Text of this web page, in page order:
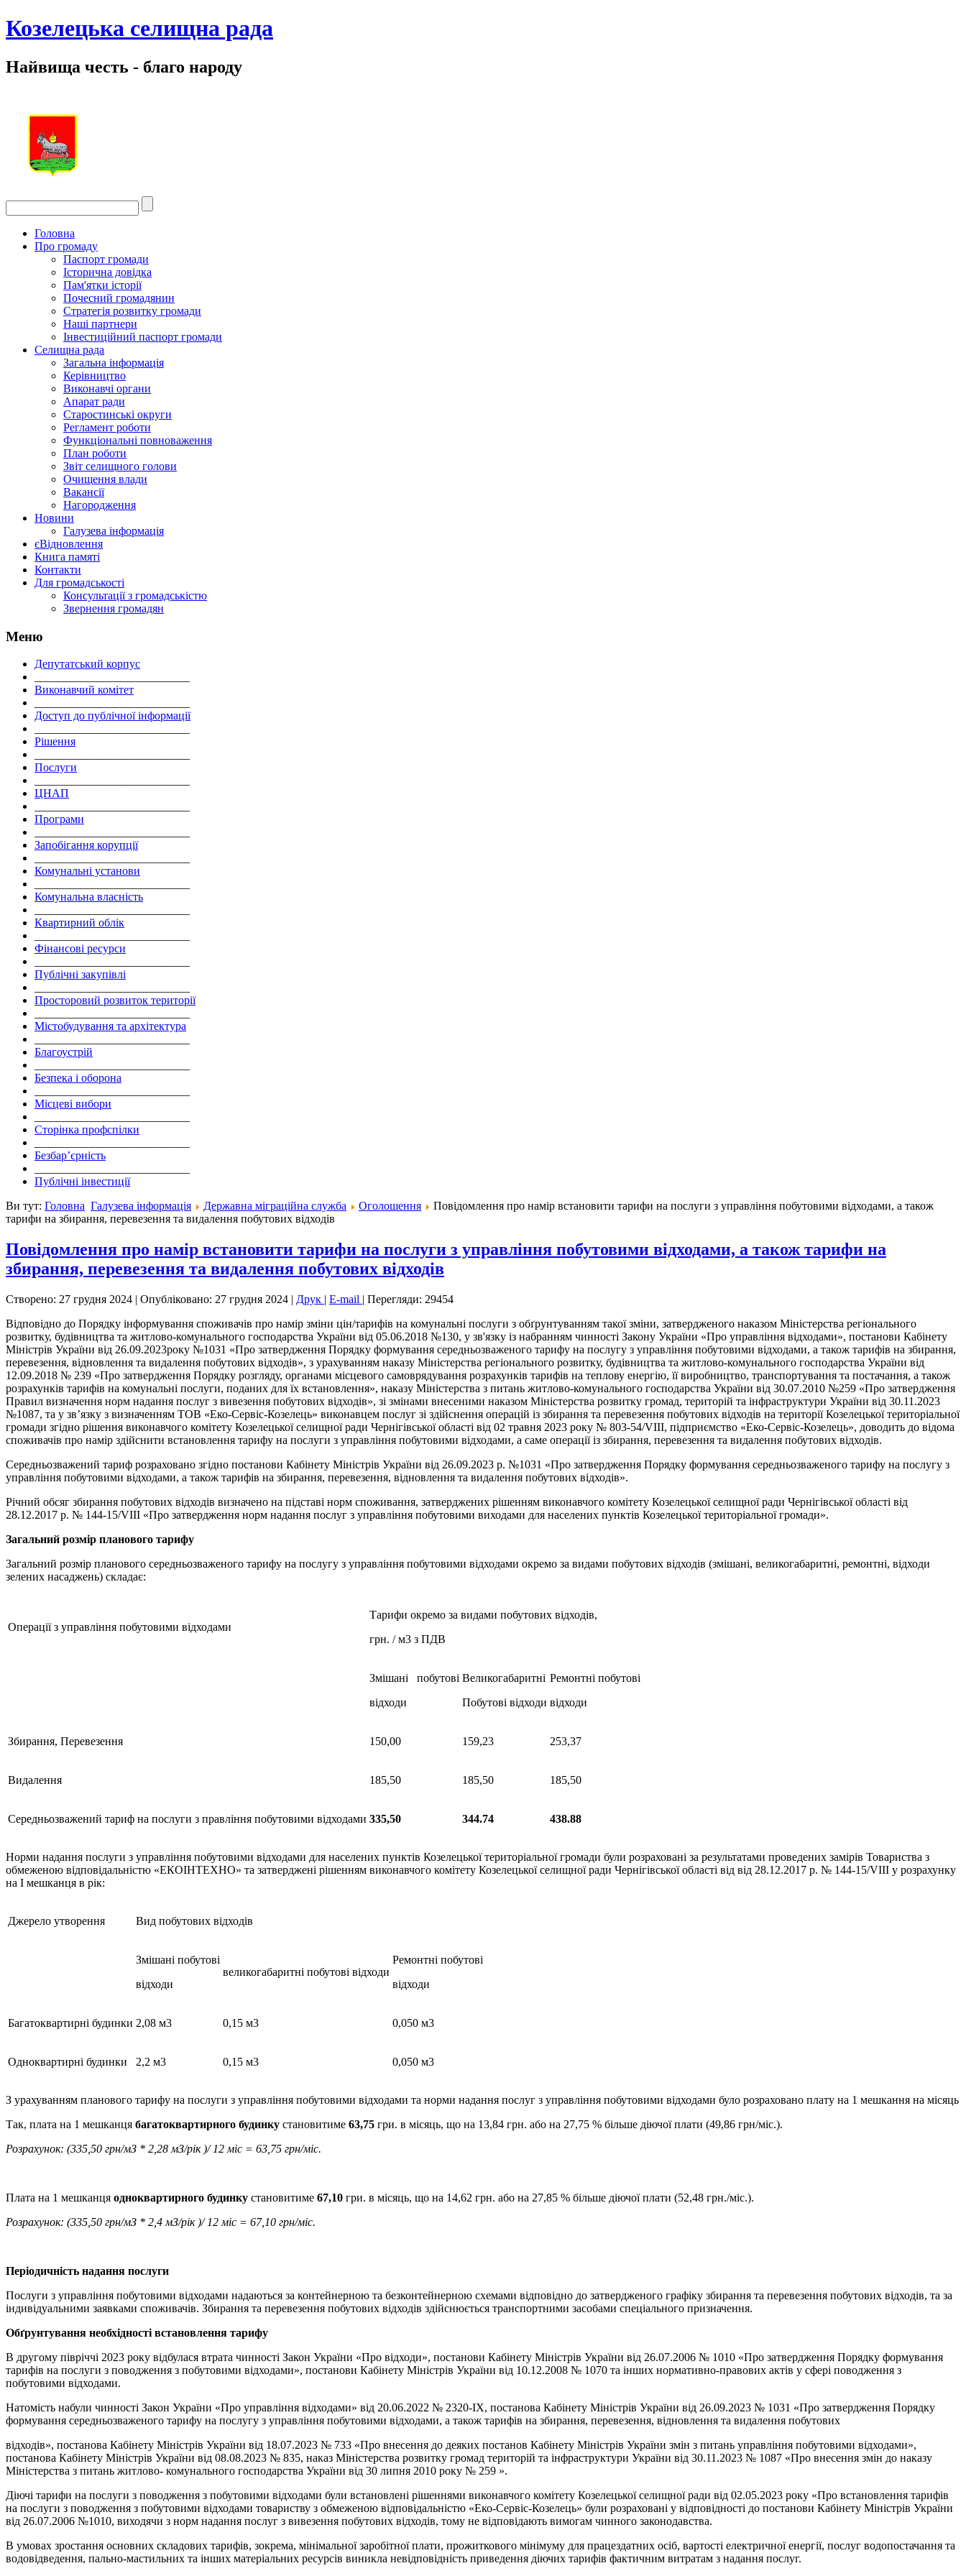
Козелецька селищна рада
Найвища честь - благо народу
Головна
Про громаду
Паспорт громади
Історична довідка
Пам'ятки історії
Почесний громадянин
Стратегія розвитку громади
Наші партнери
Інвестиційний паспорт громади
Селищна рада
Загальна інформація
Керівництво
Виконавчі органи
Апарат ради
Старостинські округи
Регламент роботи
Функціональні повноваження
План роботи
Звіт селищного голови
Очищення влади
Вакансії
Нагородження
Новини
Галузева інформація
єВідновлення
Книга памяті
Контакти
Для громадськості
Консультації з громадськістю
Звернення громадян
Меню
Депутатський корпус
Виконавчий комітет
Доступ до публічної інформації
Рішення
Послуги
ЦНАП
Програми
Запобігання корупції
Комунальні установи
Комунальна власність
Квартирний облік
Фінансові ресурси
Публічні закупівлі
Просторовий розвиток території
Містобудування та архітектура
Благоустрій
Безпека і оборона
Місцеві вибори
Сторінка профспілки
Безбар’єрність
Публічні інвестиції
Ви тут: Головна Галузева інформація Державна міграційна служба Оголошення
Повідомлення про намір встановити тарифи на послуги з управління побутовими відходами, а також
тарифи на збирання, перевезення та видалення побутових відходів
Повідомлення про намір встановити тарифи на послуги з управління побутовими відходами, а також тарифи на
збирання, перевезення та видалення побутових відходів
Створено: 27 грудня 2024 | Опубліковано: 27 грудня 2024 | Друк | E-mail | Перегляди: 29454
Відповідно до Порядку інформування споживачів про намір зміни цін/тарифів на комунальні послуги з обґрунтуванням такої зміни, затвердженого наказом Міністерства регіонального
розвитку, будівництва та житлово-комунального господарства України від 05.06.2018 №130, у зв'язку із набранням чинності Закону України «Про управління відходами», постанови Кабінету
Міністрів України від 26.09.2023року №1031 «Про затвердження Порядку формування середньозваженого тарифу на послугу з управління побутовими відходами, а також тарифів на збирання,
перевезення, відновлення та видалення побутових відходів», з урахуванням наказу Міністерства регіонального розвитку, будівництва та житлово-комунального господарства України від
12.09.2018 № 239 «Про затвердження Порядку розгляду, органами місцевого самоврядування розрахунків тарифів на теплову енергію, її виробництво, транспортування та постачання, а також
розрахунків тарифів на комунальні послуги, поданих для їх встановлення», наказу Міністерства з питань житлово-комунального господарства України від 30.07.2010 №259 «Про затвердження
Правил визначення норм надання послуг з вивезення побутових відходів», зі змінами внесеними наказом Міністерства розвитку громад, територій та інфраструктури України від 30.11.2023
№1087, та у зв’язку з визначенням ТОВ «Еко-Сервіс-Козелець» виконавцем послуг зі здійснення операцій із збирання та перевезення побутових відходів на території Козелецької територіальної
громади згідно рішення виконавчого комітету Козелецької селищної ради Чернігівської області від 02 травня 2023 року № 803-54/VIII, підприємство «Еко-Сервіс-Козелець», доводить до відома
споживачів про намір здійснити встановлення тарифу на послуги з управління побутовими відходами, а саме операції із збирання, перевезення та видалення побутових відходів.
Середньозважений тариф розраховано згідно постанови Кабінету Міністрів України від 26.09.2023 р. №1031 «Про затвердження Порядку формування середньозваженого тарифу на послугу з
управління побутовими відходами, а також тарифів на збирання, перевезення, відновлення та видалення побутових відходів».
Річний обсяг збирання побутових відходів визначено на підставі норм споживання, затверджених рішенням виконавчого комітету Козелецької селищної ради Чернігівської області від
28.12.2017 р. № 144-15/VIII «Про затвердження норм надання послуг з управління побутовими виходами для населених пунктів Козелецької територіальної громади».
Загальний розмір планового тарифу
Загальний розмір планового середньозваженого тарифу на послугу з управління побутовими відходами окремо за видами побутових відходів (змішані, великогабаритні, ремонтні, відходи
зелених насаджень) складає:
Операції з управління побутовими відходами
Тарифи окремо за видами побутових відходів,
грн. / м3 з ПДВ
Змішані побутові
відходи
Великогабаритні
Побутові відходи
Ремонтні побутові
відходи
Збирання, Перевезення 150,00 159,23 253,37
Видалення 185,50 185,50 185,50
Середньозважений тариф на послуги з правління побутовими відходами 335,50 344.74 438.88
Норми надання послуги з управління побутовими відходами для населених пунктів Козелецької територіальної громади були розраховані за результатами проведених замірів Товариства з
обмеженою відповідальністю «ЕКОІНТЕХНО» та затверджені рішенням виконавчого комітету Козелецької селищної ради Чернігівської області від від 28.12.2017 р. № 144-15/VIII у розрахунку
на І мешканця в рік:
Джерело утворення Вид побутових відходів
Змішані побутові
відходи
великогабаритні побутові відходи
Ремонтні побутові
відходи
Багатоквартирні будинки 2,08 м3 0,15 м3 0,050 м3
Одноквартирні будинки 2,2 м3 0,15 м3 0,050 м3
З урахуванням планового тарифу на послуги з управління побутовими відходами та норми надання послуг з управління побутовими відходами було розраховано плату на 1 мешкання на місяць
Так, плата на 1 мешканця багатоквартирного будинку становитиме 63,75 гри. в місяць, що на 13,84 грн. або на 27,75 % більше діючої плати (49,86 грн/міс.).
Розрахунок: (335,50 грн/мЗ * 2,28 мЗ/рік )/ 12 міс = 63,75 грн/міс.
Плата на 1 мешканця одноквартирного будинку становитиме 67,10 гри. в місяць, що на 14,62 грн. або на 27,85 % більше діючої плати (52,48 грн./міс.).
Розрахунок: (335,50 грн/мЗ * 2,4 мЗ/рік )/ 12 міс = 67,10 грн/міс.
Періодичність надання послуги
Послуги з управління побутовими відходами надаються за контейнерною та безконтейнерною схемами відповідно до затвердженого графіку збирання та перевезення побутових відходів, та за
індивідуальними заявками споживачів. Збирання та перевезення побутових відходів здійснюється транспортними засобами спеціального призначення.
Обґрунтування необхідності встановлення тарифу
В другому півріччі 2023 року відбулася втрата чинності Закон України «Про відходи», постанови Кабінету Міністрів України від 26.07.2006 № 1010 «Про затвердження Порядку формування
тарифів на послуги з поводження з побутовими відходами», постанови Кабінету Міністрів України від 10.12.2008 № 1070 та інших нормативно-правових актів у сфері поводження з
побутовими відходами.
Натомість набули чинності Закон України «Про управління відходами» від 20.06.2022 № 2320-ІХ, постанова Кабінету Міністрів України від 26.09.2023 № 1031 «Про затвердження Порядку
формування середньозваженого тарифу на послугу з управління побутовими відходами, а також тарифів на збирання, перевезення, відновлення та видалення побутових
відходів», постанова Кабінету Міністрів України від 18.07.2023 № 733 «Про внесення до деяких постанов Кабінету Міністрів України змін з питань управління побутовими відходами»,
постанова Кабінету Міністрів України від 08.08.2023 № 835, наказ Міністерства розвитку громад територій та інфраструктури України від 30.11.2023 № 1087 «Про внесення змін до наказу
Міністерства з питань житлово- комунального господарства України від 30 липня 2010 року № 259 ».
Діючі тарифи на послуги з поводження з побутовими відходами були встановлені рішеннями виконавчого комітету Козелецької селищної ради від 02.05.2023 року «Про встановлення тарифів
на послуги з поводження з побутовими відходами товариству з обмеженою відповідальністю «Еко-Сервіс-Козелець» були розраховані у відповідності до постанови Кабінету Міністрів України
від 26.07.2006 №1010, виходячи з норм надання послуг з вивезення побутових відходів, тому не відповідають вимогам чинного законодавства.
В умовах зростання основних складових тарифів, зокрема, мінімальної заробітної плати, прожиткового мінімуму для працездатних осіб, вартості електричної енергії, послуг водопостачання та
водовідведення, пально-мастильних та інших матеріальних ресурсів виникла невідповідність приведення діючих тарифів фактичним витратам з надання послуг.